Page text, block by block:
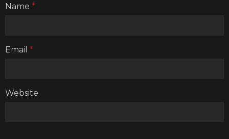
Name *
Email *
Website